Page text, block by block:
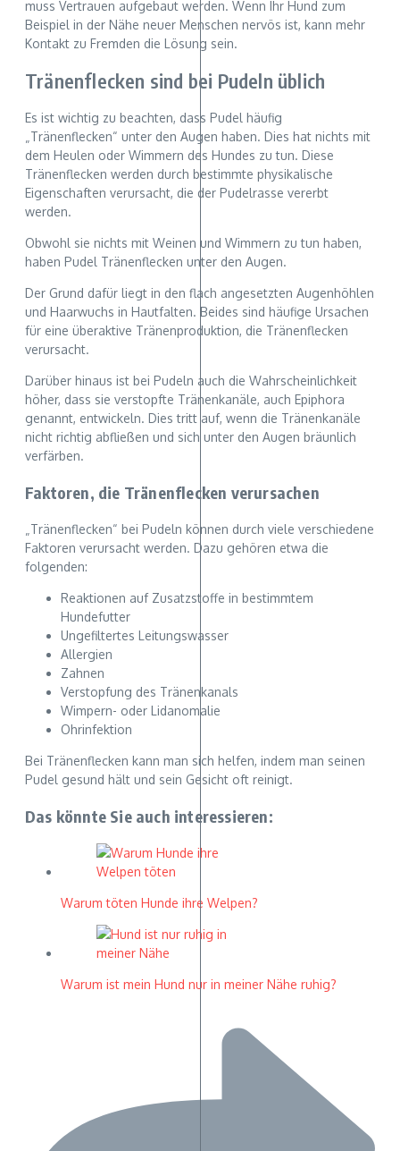
muss Vertrauen aufgebaut werden. Wenn Ihr Hund zum
Beispiel in der Nähe neuer Menschen nervös ist, kann mehr
Kontakt zu Fremden die Lösung sein.
Tränenflecken sind bei Pudeln üblich
Es ist wichtig zu beachten, dass Pudel häufig
„Tränenflecken“ unter den Augen haben. Dies hat nichts mit
dem Heulen oder Wimmern des Hundes zu tun. Diese
Tränenflecken werden durch bestimmte physikalische
Eigenschaften verursacht, die der Pudelrasse vererbt
werden.
Obwohl sie nichts mit Weinen und Wimmern zu tun haben,
haben Pudel Tränenflecken unter den Augen.
Der Grund dafür liegt in den flach angesetzten Augenhöhlen
und Haarwuchs in Hautfalten. Beides sind häufige Ursachen
für eine überaktive Tränenproduktion, die Tränenflecken
verursacht.
Darüber hinaus ist bei Pudeln auch die Wahrscheinlichkeit
höher, dass sie verstopfte Tränenkanäle, auch Epiphora
genannt, entwickeln. Dies tritt auf, wenn die Tränenkanäle
nicht richtig abfließen und sich unter den Augen bräunlich
verfärben.
Faktoren, die Tränenflecken verursachen
„Tränenflecken“ bei Pudeln können durch viele verschiedene
Faktoren verursacht werden. Dazu gehören etwa die
folgenden:
Reaktionen auf Zusatzstoffe in bestimmtem
Hundefutter
Ungefiltertes Leitungswasser
Allergien
Zahnen
Verstopfung des Tränenkanals
Wimpern- oder Lidanomalie
Ohrinfektion
Bei Tränenflecken kann man sich helfen, indem man seinen
Pudel gesund hält und sein Gesicht oft reinigt.
Das könnte Sie auch interessieren:
Warum töten Hunde ihre Welpen?
Warum ist mein Hund nur in meiner Nähe ruhig?